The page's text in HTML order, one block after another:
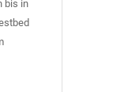
bis in